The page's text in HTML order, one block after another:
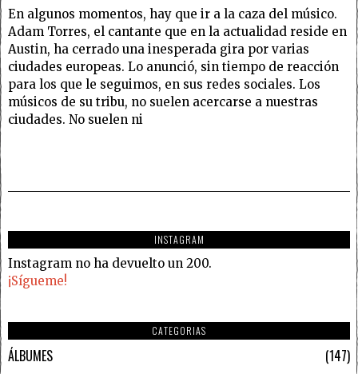
En algunos momentos, hay que ir a la caza del músico.
Adam Torres, el cantante que en la actualidad reside en
Austin, ha cerrado una inesperada gira por varias
ciudades europeas. Lo anunció, sin tiempo de reacción
para los que le seguimos, en sus redes sociales. Los
músicos de su tribu, no suelen acercarse a nuestras
ciudades. No suelen ni
INSTAGRAM
Instagram no ha devuelto un 200.
¡Sígueme!
CATEGORIAS
ÁLBUMES
147